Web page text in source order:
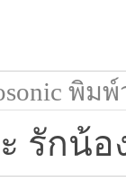
พิม
รักน้